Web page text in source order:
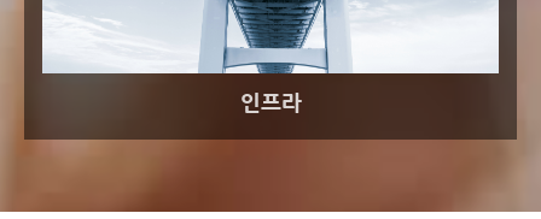
인프라